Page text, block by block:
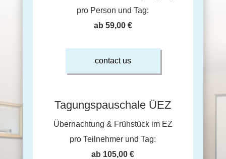
pro Person und Tag:
ab 59,00 €
contact us
Tagungspauschale ÜEZ
Übernachtung & Frühstück im EZ
pro Teilnehmer und Tag:
ab 105,00 €